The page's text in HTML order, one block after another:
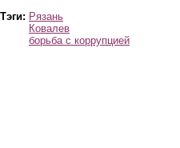
Тэги: Рязань
Ковалев
борьба с коррупцией